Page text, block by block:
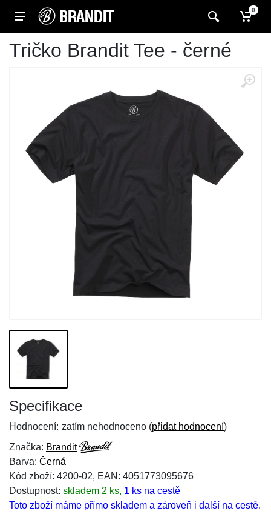
0
Tričko Brandit Tee - černé
Specifikace
Hodnocení: zatím nehodnoceno (přidat hodnocení)
Značka: Brandit
Barva: Černá
Kód zboží: 4200-02, EAN: 4051773095676
Dostupnost: skladem 2 ks, 1 ks na cestě
Toto zboží máme přímo skladem a zároveň i další na cestě.